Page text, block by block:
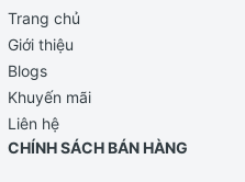
Trang chủ
Giới thiệu
Blogs
Khuyến mãi
Liên hệ
CHÍNH SÁCH BÁN HÀNG